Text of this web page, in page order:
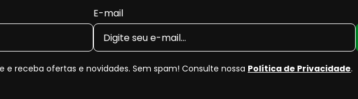
Dianteira Cerâmica?
frenagem e pode causar ruídos, superaquecimento e
E-mail
e receba ofertas e novidades. Sem spam! Consulte nossa Política de Privacidade.